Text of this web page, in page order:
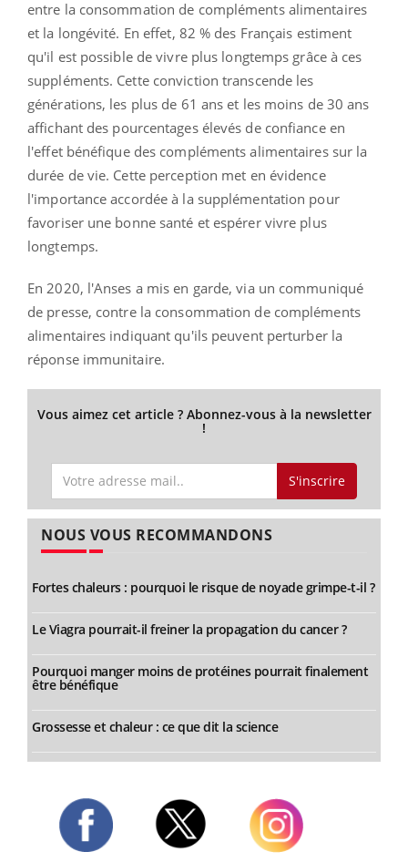
entre la consommation de compléments alimentaires
et la longévité. En effet, 82 % des Français estiment
qu'il est possible de vivre plus longtemps grâce à ces
suppléments. Cette conviction transcende les
générations, les plus de 61 ans et les moins de 30 ans
affichant des pourcentages élevés de confiance en
l'effet bénéfique des compléments alimentaires sur la
durée de vie. Cette perception met en évidence
l'importance accordée à la supplémentation pour
favoriser une bonne santé et espérer vivre plus
longtemps.
En 2020, l'Anses a mis en garde, via un communiqué
de presse, contre la consommation de compléments
alimentaires indiquant qu'ils peuvent perturber la
réponse immunitaire.
Vous aimez cet article ? Abonnez-vous à la newsletter
!
S'inscrire
NOUS VOUS RECOMMANDONS
Fortes chaleurs : pourquoi le risque de noyade grimpe-t-il ?
Le Viagra pourrait-il freiner la propagation du cancer ?
Pourquoi manger moins de protéines pourrait finalement
être bénéfique
Grossesse et chaleur : ce que dit la science